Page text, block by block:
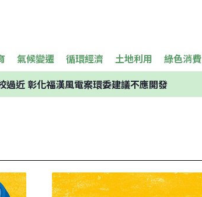
氣候變遷 循環經濟 土地利用 綠色消費
過近 彰化福漢風電案環委建議不應開發